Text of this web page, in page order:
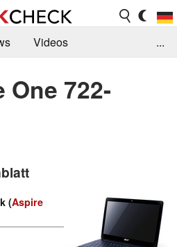
Videos
Suche
Jobs
...
One 722-
(Aspire